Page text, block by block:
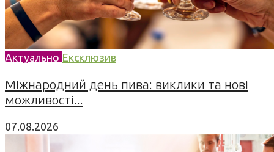
Актуально Ексклюзив
Міжнародний день пива: виклики та нові
можливості...
07.08.2026